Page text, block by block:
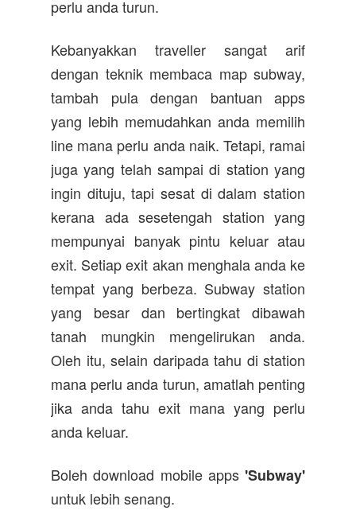
perlu anda turun.
Kebanyakkan traveller sangat arif
dengan teknik membaca map subway,
tambah pula dengan bantuan apps
yang lebih memudahkan anda memilih
line mana perlu anda naik. Tetapi, ramai
juga yang telah sampai di station yang
ingin dituju, tapi sesat di dalam station
kerana ada sesetengah station yang
mempunyai banyak pintu keluar atau
exit. Setiap exit akan menghala anda ke
tempat yang berbeza. Subway station
yang besar dan bertingkat dibawah
tanah mungkin mengelirukan anda.
Oleh itu, selain daripada tahu di station
mana perlu anda turun, amatlah penting
jika anda tahu exit mana yang perlu
anda keluar.
Boleh download mobile apps 'Subway'
untuk lebih senang.